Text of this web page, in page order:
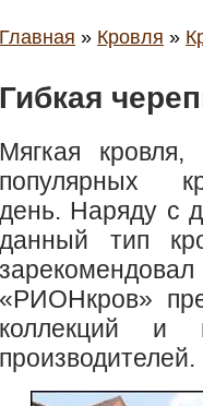
Главная » Кровля »
Гибкая
Мягкая
популярных
день. Наряду с
данный тип
«РИОНкров»
коллекций и
производителей.